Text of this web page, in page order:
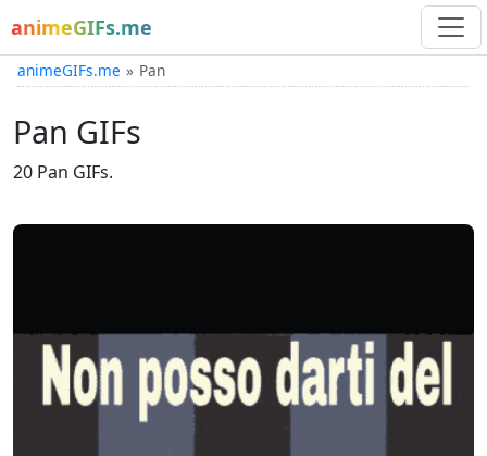
animeGIFs.me
animeGIFs.me Pan
Pan GIFs
20 Pan GIFs.